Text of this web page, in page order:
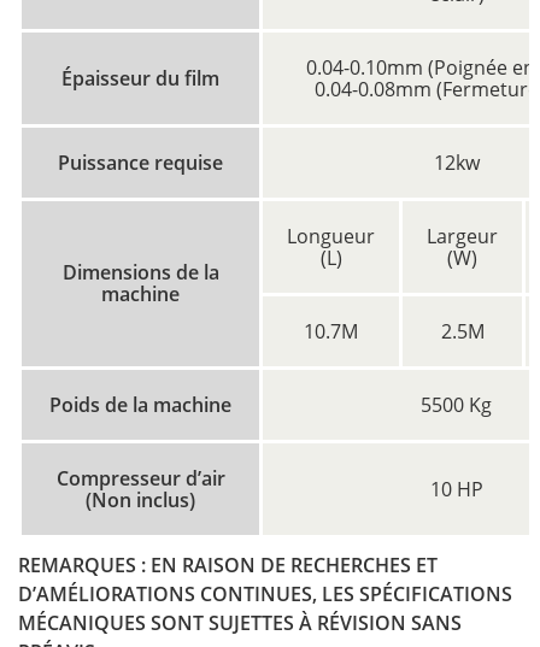
Épaisseur du film
0.04-0.10mm (Poignée
0.04-0.08mm
Puissance requise 12kw
Dimensions de la
machine
Longueur
(L)
Largeur
(W)
10.7M 2.5M
Poids de la machine 5500 Kg
Compresseur d’air
(Non inclus)
10 HP
REMARQUES : EN RAISON DE RECHERCHES ET
D’AMÉLIORATIONS CONTINUES, LES SPÉCIFICATIONS
MÉCANIQUES SONT SUJETTES À RÉVISION SANS